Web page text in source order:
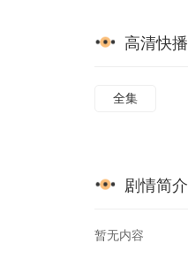
高清快播
全集
剧情简介
暂无内容